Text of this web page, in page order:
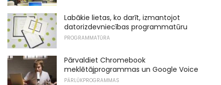
Labākie lietas, ko darīt, izmantojot
datorizdevniecības programmatūru
PROGRAMMATŪRA
Pārvaldiet Chromebook
meklētājprogrammas un Google Voice
PĀRLŪKPROGRAMMAS